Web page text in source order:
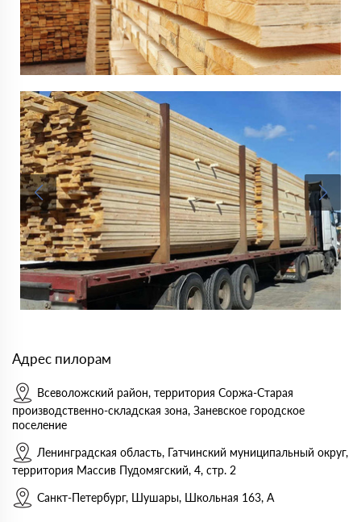
Адрес пилорам
Всеволожский район, территория Соржа-Старая
производственно-складская зона, Заневское городское
поселение
Ленинградская область, Гатчинский муниципальный округ,
территория Массив Пудомягский, 4, стр. 2
Санкт-Петербург, Шушары, Школьная 163, А